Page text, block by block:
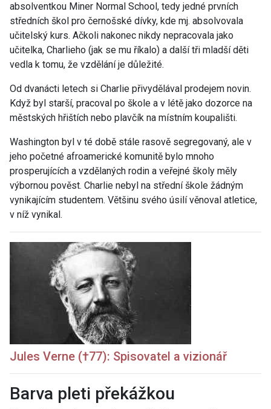
absolventkou Miner Normal School, tedy jedné prvních
středních škol pro černošské dívky, kde mj. absolvovala
učitelský kurs. Ačkoli nakonec nikdy nepracovala jako
učitelka, Charlieho (jak se mu říkalo) a další tři mladší děti
vedla k tomu, že vzdělání je důležité.
Od dvanácti letech si Charlie přivydělával prodejem novin.
Když byl starší, pracoval po škole a v létě jako dozorce na
městských hřištích nebo plavčík na místním koupališti.
Washington byl v té době stále rasově segregovaný, ale v
jeho početné afroamerické komunitě bylo mnoho
prosperujících a vzdělaných rodin a veřejné školy měly
výbornou pověst. Charlie nebyl na střední škole žádným
vynikajícím studentem. Většinu svého úsilí věnoval atletice,
v níž vynikal.
Jules Verne (†77): Spisovatel a vizionář
Barva pleti překážkou